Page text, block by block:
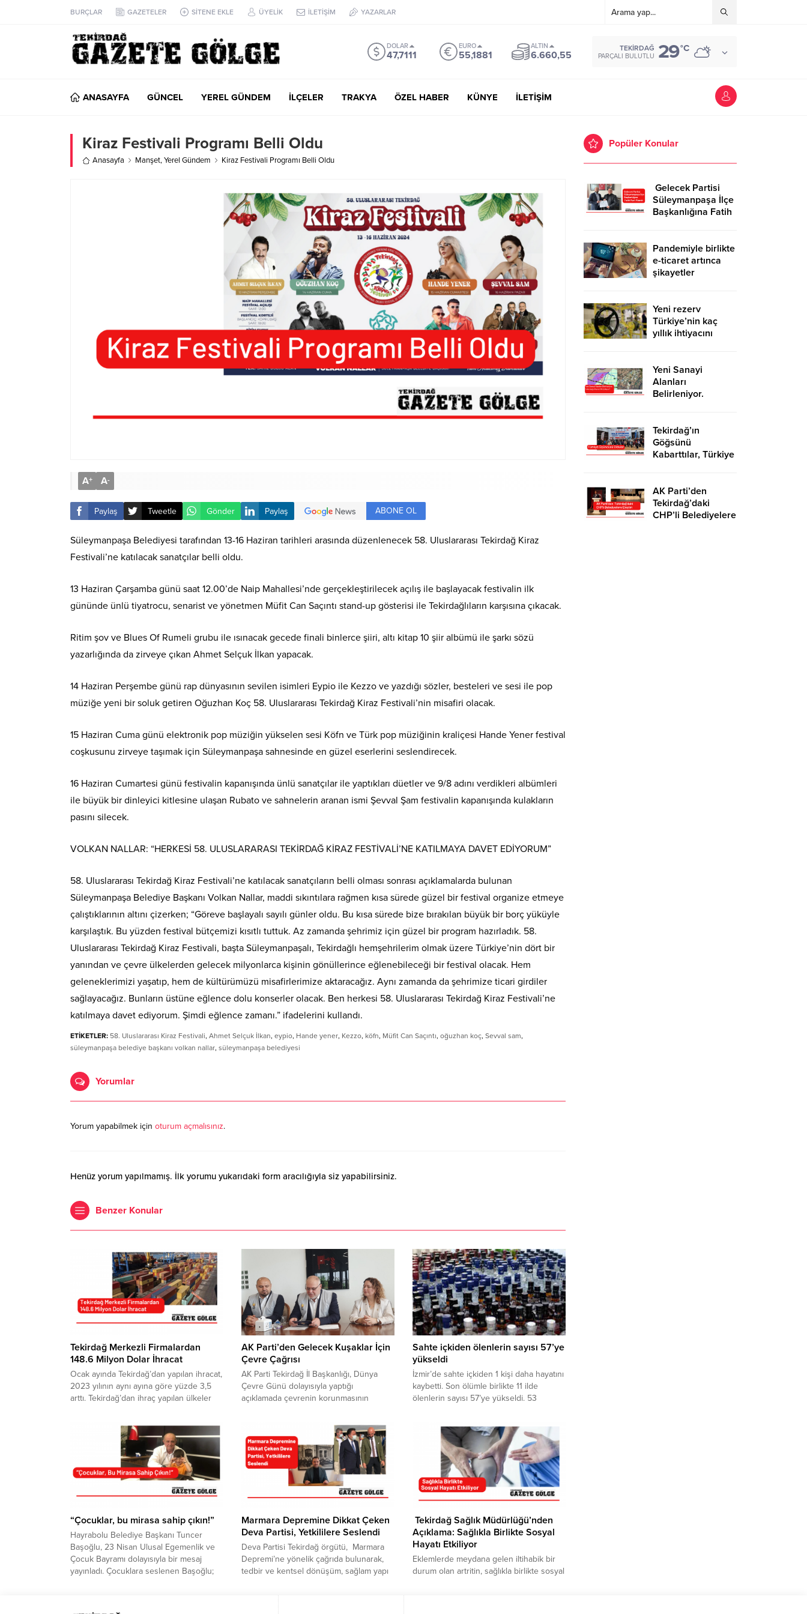
BURÇLAR GAZETELER SİTENE EKLE ÜYELİK İLETİŞİM YAZARLAR
DOLAR
47,7111
EURO
55,1881
ALTIN
6.660,55
TEKIRDAĞ
PARÇALI BULUTLU 29°C
ANASAYFA GÜNCEL YEREL GÜNDEM İLÇELER TRAKYA ÖZEL HABER KÜNYE İLETİŞİM
Kiraz Festivali Programı Belli Oldu
Anasayfa Manşet,Yerel Gündem Kiraz Festivali Programı Belli Oldu
A+ A-
Paylaş Tweetle Gönder Paylaş ABONE OL
Süleymanpaşa Belediyesi tarafından 13-16 Haziran tarihleri arasında düzenlenecek 58. Uluslararası Tekirdağ Kiraz
Festivali’ne katılacak sanatçılar belli oldu.
13 Haziran Çarşamba günü saat 12.00’de Naip Mahallesi’nde gerçekleştirilecek açılış ile başlayacak festivalin ilk
gününde ünlü tiyatrocu, senarist ve yönetmen Müfit Can Saçıntı stand-up gösterisi ile Tekirdağlıların karşısına çıkacak.
Ritim şov ve Blues Of Rumeli grubu ile ısınacak gecede finali binlerce şiiri, altı kitap 10 şiir albümü ile şarkı sözü
yazarlığında da zirveye çıkan Ahmet Selçuk İlkan yapacak.
14 Haziran Perşembe günü rap dünyasının sevilen isimleri Eypio ile Kezzo ve yazdığı sözler, besteleri ve sesi ile pop
müziğe yeni bir soluk getiren Oğuzhan Koç 58. Uluslararası Tekirdağ Kiraz Festivali’nin misafiri olacak.
15 Haziran Cuma günü elektronik pop müziğin yükselen sesi Köfn ve Türk pop müziğinin kraliçesi Hande Yener festival
coşkusunu zirveye taşımak için Süleymanpaşa sahnesinde en güzel eserlerini seslendirecek.
16 Haziran Cumartesi günü festivalin kapanışında ünlü sanatçılar ile yaptıkları düetler ve 9/8 adını verdikleri albümleri
ile büyük bir dinleyici kitlesine ulaşan Rubato ve sahnelerin aranan ismi Şevval Şam festivalin kapanışında kulakların
pasını silecek.
VOLKAN NALLAR: “HERKESİ 58. ULUSLARARASI TEKİRDAĞ KİRAZ FESTİVALİ’NE KATILMAYA DAVET EDİYORUM”
58. Uluslararası Tekirdağ Kiraz Festivali’ne katılacak sanatçıların belli olması sonrası açıklamalarda bulunan
Süleymanpaşa Belediye Başkanı Volkan Nallar, maddi sıkıntılara rağmen kısa sürede güzel bir festival organize etmeye
çalıştıklarının altını çizerken; “Göreve başlayalı sayılı günler oldu. Bu kısa sürede bize bırakılan büyük bir borç yüküyle
karşılaştık. Bu yüzden festival bütçemizi kısıtlı tuttuk. Az zamanda şehrimiz için güzel bir program hazırladık. 58.
Uluslararası Tekirdağ Kiraz Festivali, başta Süleymanpaşalı, Tekirdağlı hemşehrilerim olmak üzere Türkiye’nin dört bir
yanından ve çevre ülkelerden gelecek milyonlarca kişinin gönüllerince eğlenebileceği bir festival olacak. Hem
geleneklerimizi yaşatıp, hem de kültürümüzü misafirlerimize aktaracağız. Aynı zamanda da şehrimize ticari girdiler
sağlayacağız. Bunların üstüne eğlence dolu konserler olacak. Ben herkesi 58. Uluslararası Tekirdağ Kiraz Festivali’ne
katılmaya davet ediyorum. Şimdi eğlence zamanı.” ifadelerini kullandı.
ETİKETLER: 58. Uluslararası Kiraz Festivali, Ahmet Selçuk İlkan, eypio, Hande yener, Kezzo, köfn, Müfit Can Saçıntı, oğuzhan koç, Sevval sam,
süleymanpaşa belediye başkanı volkan nallar, süleymanpaşa belediyesi
Yorumlar
Yorum yapabilmek için oturum açmalısınız.
Henüz yorum yapılmamış. İlk yorumu yukarıdaki form aracılığıyla siz yapabilirsiniz.
Benzer Konular
Tekirdağ Merkezli Firmalardan
148.6 Milyon Dolar İhracat
Ocak ayında Tekirdağ’dan yapılan ihracat,
2023 yılının aynı ayına göre yüzde 3,5
arttı. Tekirdağ’dan ihraç yapılan ülkeler
ve İspanya yer alıyor. Konuya ilişkin
değerlendirmede bulunan Tekirdağ
Ticaret ve Sanayi Odası (TSO) Yönetim
Kurulu Başkanı ve TOBB Yönetim Kurulu
Üyesi Cengiz...
AK Parti’den Gelecek Kuşaklar İçin
Çevre Çağrısı
AK Parti Tekirdağ İl Başkanlığı, Dünya
Çevre Günü dolayısıyla yaptığı
açıklamada çevrenin korunmasının
kalkınma ve çevre dostu politikaların
önemine dikkat çekti. AK Parti Tekirdağ
İl Başkanlığı, 5 Haziran Dünya Çevre
Günü kapsamında Altınova Millet
Bahçesi’nde basın açıklaması düzenledi.
Sahte içkiden ölenlerin sayısı 57’ye
yükseldi
İzmir’de sahte içkiden 1 kişi daha hayatını
kaybetti. Son ölümle birlikte 11 ilde
ölenlerin sayısı 57’ye yükseldi. 53
şüphesiyle Karabağlar ilçesindeki özel bir
hastaneye kaldırıldı. 53 YAŞINDAKİ ADAM
HAYATINI KAYBETTİ Yarar burada yapılan
tüm müdahalelere rağmen
kurtarılamayarak hayatını kaybetti.
Cenaze,...
“Çocuklar, bu mirasa sahip çıkın!”
Hayrabolu Belediye Başkanı Tuncer
Başoğlu, 23 Nisan Ulusal Egemenlik ve
Çocuk Bayramı dolayısıyla bir mesaj
yayınladı. Çocuklara seslenen Başoğlu;
Marmara Depremine Dikkat Çeken
Deva Partisi, Yetkililere Seslendi
Deva Partisi Tekirdağ örgütü, Marmara
Depremi’ne yönelik çağrıda bulunarak,
tedbir ve kentsel dönüşüm, sağlam yapı
kamuoyuyla acilen paylaşılmasını istedi.
Kahramanmaraş merkezli meydana gelen
Tekirdağ Sağlık Müdürlüğü’nden
Açıklama: Sağlıkla Birlikte Sosyal
Hayatı Etkiliyor
Eklemlerde meydana gelen iltihabik bir
durum olan artritin, sağlıkla birlikte sosyal
Popüler Konular
Gelecek Partisi
Süleymanpaşa İlçe
Başkanlığına Fatih
Pandemiyle birlikte
e-ticaret artınca
şikayetler
Yeni rezerv
Türkiye’nin kaç
yıllık ihtiyacını
Yeni Sanayi
Alanları
Belirleniyor.
Tekirdağ’ın
Göğsünü
Kabarttılar, Türkiye
AK Parti’den
Tekirdağ’daki
CHP’li Belediyelere